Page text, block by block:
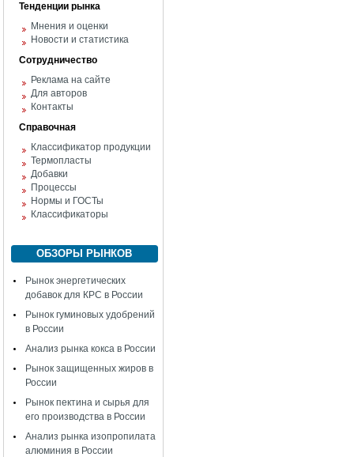
Тенденции рынка
Мнения и оценки
Новости и статистика
Сотрудничество
Реклама на сайте
Для авторов
Контакты
Справочная
Классификатор продукции
Термопласты
Добавки
Процессы
Нормы и ГОСТы
Классификаторы
ОБЗОРЫ РЫНКОВ
Рынок энергетических
добавок для КРС в России
Рынок гуминовых удобрений
в России
Анализ рынка кокса в России
Рынок защищенных жиров в
России
Рынок пектина и сырья для
его производства в России
Анализ рынка изопропилата
алюминия в России